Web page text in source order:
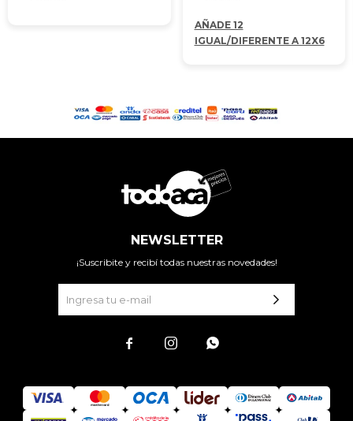
AÑADE 12
IGUAL/DIFERENTE A 12X6
NEWSLETTER
¡Suscribite y recibí todas nuestras novedades!
  